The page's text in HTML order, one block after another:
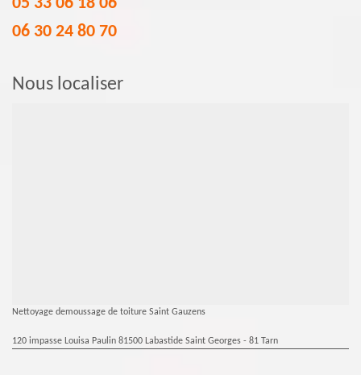
05 33 06 18 06
06 30 24 80 70
Nous localiser
Nettoyage demoussage de toiture Saint Gauzens
120 impasse Louisa Paulin 81500 Labastide Saint Georges - 81 Tarn